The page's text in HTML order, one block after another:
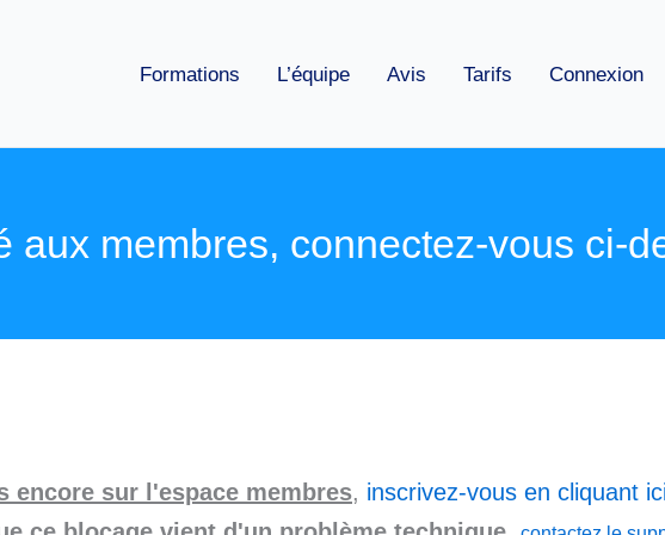
Formations L’équipe Avis Tarifs Connexion
aux membres, connectez-vous ci-
encore sur l'espace membres, inscrivez-vous en cliquant